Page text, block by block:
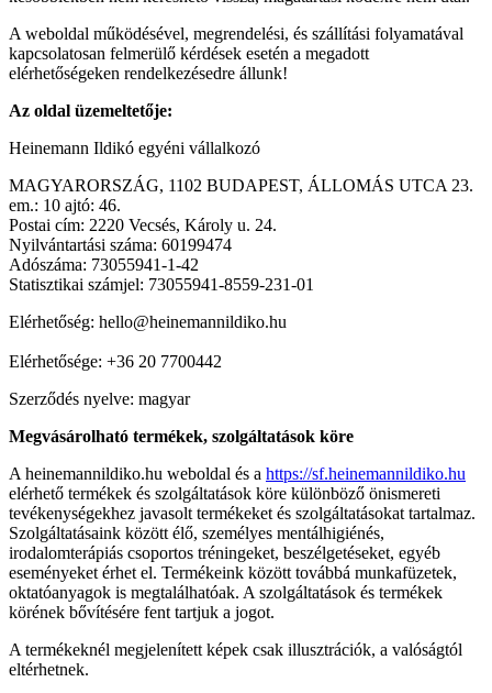
A weboldal működésével, megrendelési, és szállítási folyamatával
kapcsolatosan felmerülő kérdések esetén a megadott
elérhetőségeken rendelkezésedre állunk!
Az oldal üzemeltetője:
Heinemann Ildikó egyéni vállalkozó
MAGYARORSZÁG, 1102 BUDAPEST, ÁLLOMÁS UTCA 23.
em.: 10 ajtó: 46.
Postai cím: 2220 Vecsés, Károly u. 24.
Nyilvántartási száma: 60199474
Adószáma: 73055941-1-42
Statisztikai számjel: 73055941-8559-231-01
Elérhetőség: hello@heinemannildiko.hu
Elérhetősége: +36 20 7700442
Szerződés nyelve: magyar
Megvásárolható termékek, szolgáltatások köre
A heinemannildiko.hu weboldal és a https://sf.heinemannildiko.hu
elérhető termékek és szolgáltatások köre különböző önismereti
tevékenységekhez javasolt termékeket és szolgáltatásokat tartalmaz.
Szolgáltatásaink között élő, személyes mentálhigiénés,
irodalomterápiás csoportos tréningeket, beszélgetéseket, egyéb
eseményeket érhet el. Termékeink között továbbá munkafüzetek,
oktatóanyagok is megtalálhatóak. A szolgáltatások és termékek
körének bővítésére fent tartjuk a jogot.
A termékeknél megjelenített képek csak illusztrációk, a valóságtól
eltérhetnek.